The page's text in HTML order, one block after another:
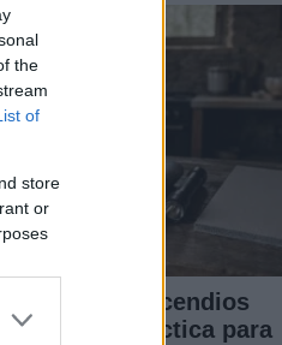
the
of
store
or
ante incendios
guía práctica para